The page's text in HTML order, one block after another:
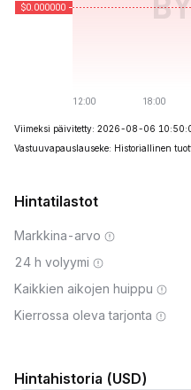
Viimeksi päivitetty: 2026-08-06
Vastuuvapauslauseke: Historiallinen
Hintatilastot
Markkina-arvo
24 h volyymi
Kaikkien aikojen huippu
Kierrossa oleva tarjonta
Hintahistoria (USD)